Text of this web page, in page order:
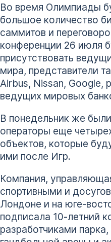
Во время Олимпиады
большое количество
саммитов и
конференции 26 июля
присутствовать
мира, представители
Airbus, Nissan, Google,
ведущих мировых
В понедельник же
операторы еще
объектов, которые
ими после Игр.
Компания,
спортивными и
Лондоне и на юге-
подписала 10-летний
разработчиками